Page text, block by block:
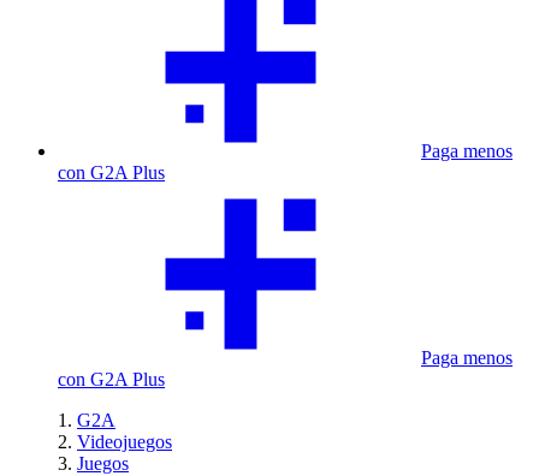
Paga menos
con G2A Plus
Paga menos
con G2A Plus
G2A
Videojuegos
Juegos